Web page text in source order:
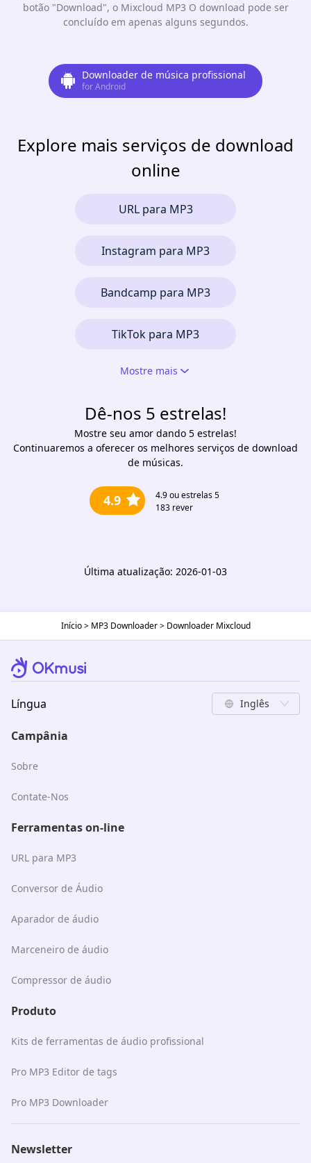
botão "Download", o Mixcloud MP3 O download pode ser
concluído em apenas alguns segundos.
Downloader de música profissional
for Android
Explore mais serviços de download
online
URL para MP3
Instagram para MP3
Bandcamp para MP3
TikTok para MP3
Mostre mais
Dê-nos 5 estrelas!
Mostre seu amor dando 5 estrelas!
Continuaremos a oferecer os melhores serviços de download
de músicas.
4.9 4.9ou estrelas 5
183 rever
Última atualização: 2026-01-03
Início> MP3 Downloader> Downloader Mixcloud
Língua Inglês
Campânia
Sobre
Contate-Nos
Ferramentas on-line
URL para MP3
Conversor de Áudio
Aparador de áudio
Marceneiro de áudio
Compressor de áudio
Produto
Kits de ferramentas de áudio profissional
Pro MP3 Editor de tags
Pro MP3 Downloader
Newsletter